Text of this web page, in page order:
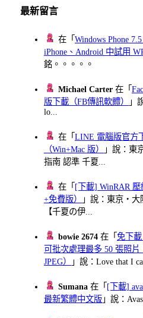
最新留言
在「Windows Phone
iPhone、Android 中試用
銘。。。。。
Michael Carter 在「
版下載（FB傳訊軟體）
」
lo...
在「LINE 電腦版官方
（Win+Mac 版）
」說：東
指南 認準 千夏...
在「 [下載] WinRAR
+免費版）
」說：東京・
【千夏の伊...
bowie 2674 在「免下載
可批次處理最多 50 張照片
JPEG）
」說：Love that I
Sumana 在「 [下載]
最新繁體中文版 」說：